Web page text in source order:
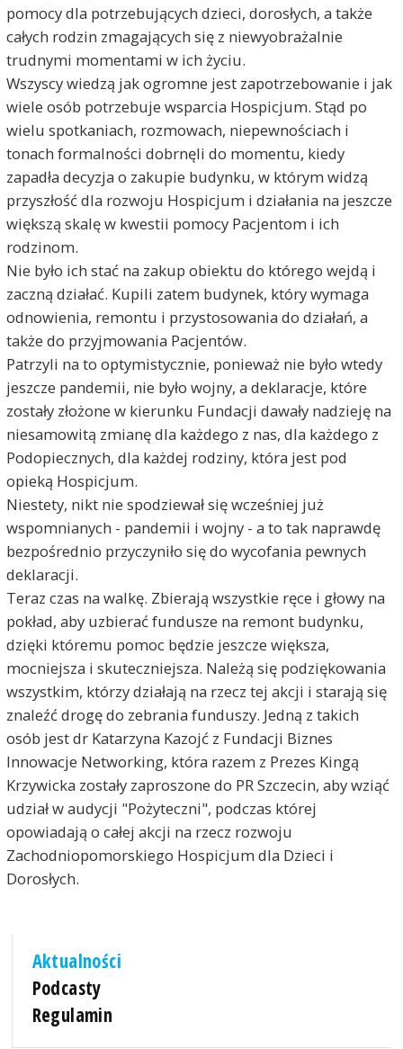
pomocy dla potrzebujących dzieci, dorosłych, a także
całych rodzin zmagających się z niewyobrażalnie
trudnymi momentami w ich życiu.
Wszyscy wiedzą jak ogromne jest zapotrzebowanie i jak
wiele osób potrzebuje wsparcia Hospicjum. Stąd po
wielu spotkaniach, rozmowach, niepewnościach i
tonach formalności dobrnęli do momentu, kiedy
zapadła decyzja o zakupie budynku, w którym widzą
przyszłość dla rozwoju Hospicjum i działania na jeszcze
większą skalę w kwestii pomocy Pacjentom i ich
rodzinom.
Nie było ich stać na zakup obiektu do którego wejdą i
zaczną działać. Kupili zatem budynek, który wymaga
odnowienia, remontu i przystosowania do działań, a
także do przyjmowania Pacjentów.
Patrzyli na to optymistycznie, ponieważ nie było wtedy
jeszcze pandemii, nie było wojny, a deklaracje, które
zostały złożone w kierunku Fundacji dawały nadzieję na
niesamowitą zmianę dla każdego z nas, dla każdego z
Podopiecznych, dla każdej rodziny, która jest pod
opieką Hospicjum.
Niestety, nikt nie spodziewał się wcześniej już
wspomnianych - pandemii i wojny - a to tak naprawdę
bezpośrednio przyczyniło się do wycofania pewnych
deklaracji.
Teraz czas na walkę. Zbierają wszystkie ręce i głowy na
pokład, aby uzbierać fundusze na remont budynku,
dzięki któremu pomoc będzie jeszcze większa,
mocniejsza i skuteczniejsza. Należą się podziękowania
wszystkim, którzy działają na rzecz tej akcji i starają się
znaleźć drogę do zebrania funduszy. Jedną z takich
osób jest dr Katarzyna Kazojć z Fundacji Biznes
Innowacje Networking, która razem z Prezes Kingą
Krzywicka zostały zaproszone do PR Szczecin, aby wziąć
udział w audycji "Pożyteczni", podczas której
opowiadają o całej akcji na rzecz rozwoju
Zachodniopomorskiego Hospicjum dla Dzieci i
Dorosłych.
Aktualności
Podcasty
Regulamin